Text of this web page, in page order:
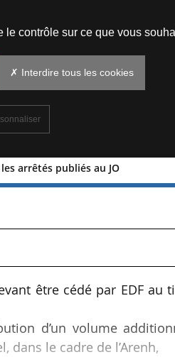
arrêtés publiés au JO
: le décret et
être cédé par EDF au
d’un volume
dans le cadre de l’Arenh,
contrôle sur ce que vous
✗ Interdire tous les cookies